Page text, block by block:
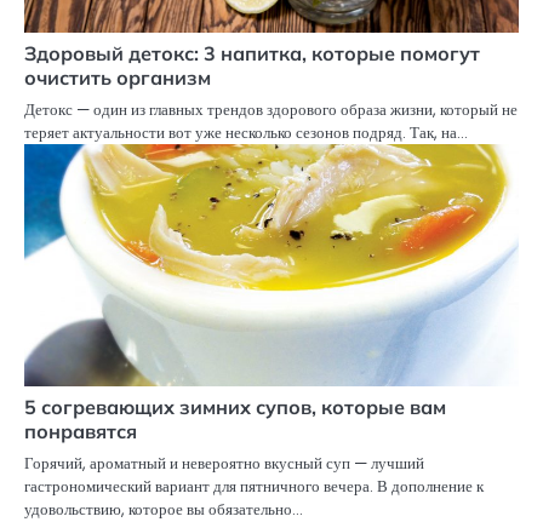
Здоровый детокс: 3 напитка, которые помогут
очистить организм
Детокс — один из главных трендов здорового образа жизни, который не
теряет актуальности вот уже несколько сезонов подряд. Так, на…
5 согревающих зимних супов, которые вам
понравятся
Горячий, ароматный и невероятно вкусный суп — лучший
гастрономический вариант для пятничного вечера. В дополнение к
удовольствию, которое вы обязательно…